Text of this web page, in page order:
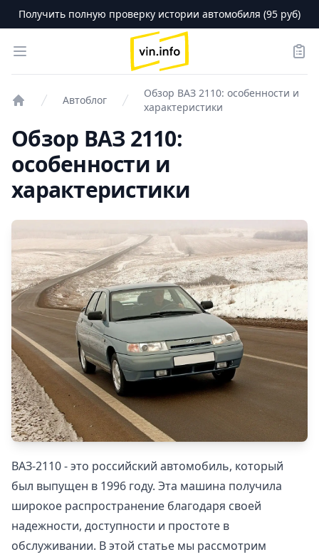
Получить полную проверку истории автомобиля (95 руб)
Open menu
logo
Автоблог
Обзор ВАЗ 2110: особенности и
характеристики
Обзор ВАЗ 2110:
особенности и
характеристики
ВАЗ-2110 - это российский автомобиль, который
был выпущен в 1996 году. Эта машина получила
широкое распространение благодаря своей
надежности, доступности и простоте в
обслуживании. В этой статье мы рассмотрим